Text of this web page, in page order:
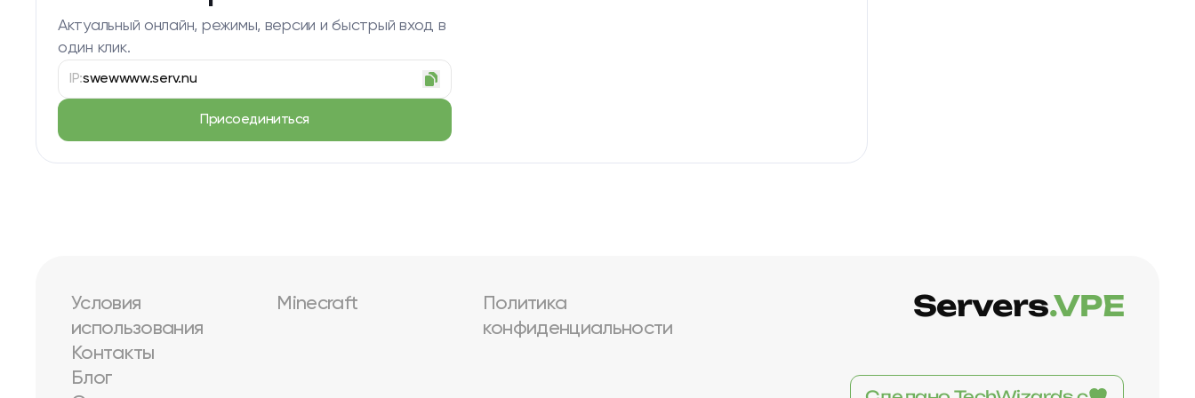
Актуальный онлайн, режимы, версии и быстрый вход в
один клик.
IP:swewwww.serv.nu
Присоединиться
Условия
использования
Контакты
Блог
Minecraft
Политика
конфиденциальности
Servers.VPE